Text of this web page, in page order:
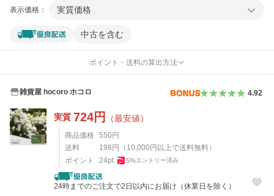
表示価格： 実質価格
中古を含む
ポイント・送料の算出方法
雑貨屋 hocoro ホコロ 4.92
実質 724円 （最安値）
商品価格 550 円
送料
198 円 （ 10,000 円以上で送料無料）
ポイント
24pt 5%エントリー済み
24時までのご注文で2日以内にお届け（休業日を除く）